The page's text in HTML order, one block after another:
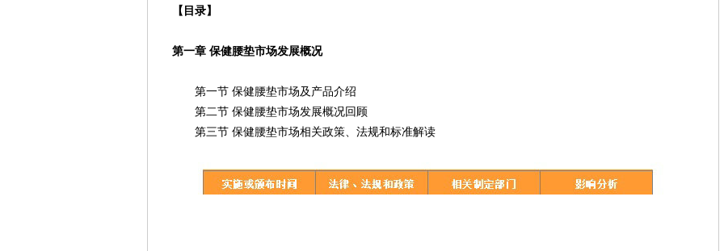
【目录】
第一章 保健腰垫市场发展概况
第一节 保健腰垫市场及产品介绍
第二节 保健腰垫市场发展概况回顾
第三节 保健腰垫市场相关政策、法规和标准解读